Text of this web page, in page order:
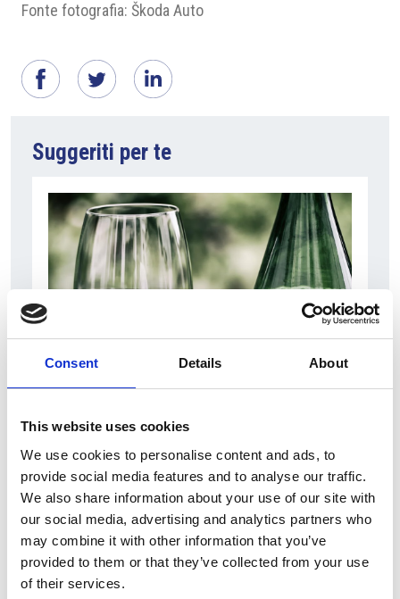
Consent Details About
This website uses cookies
We use cookies to personalise content and ads, to
provide social media features and to analyse our traffic.
We also share information about your use of our site with
our social media, advertising and analytics partners who
may combine it with other information that you’ve
provided to them or that they’ve collected from your use
of their services.
Fonte fotografia: Škoda Auto
Suggeriti per te
Repubblica Ceca